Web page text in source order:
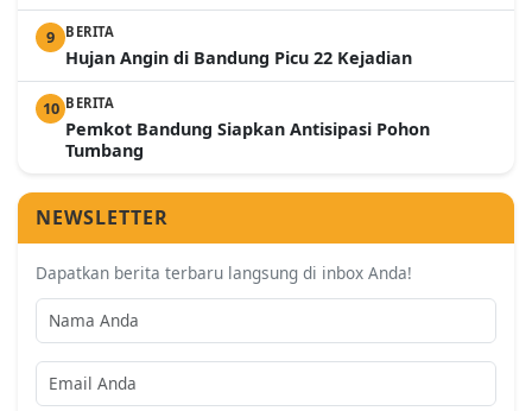
9 BERITA
Hujan Angin di Bandung Picu 22 Kejadian
10 BERITA
Pemkot Bandung Siapkan Antisipasi Pohon
Tumbang
NEWSLETTER
Dapatkan berita terbaru langsung di inbox Anda!